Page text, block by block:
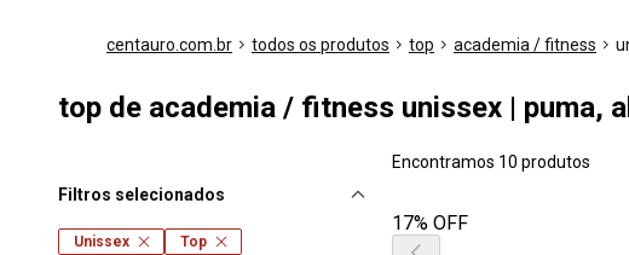
centauro.com.br todos os produtos top academia / fitness
top de academia / fitness unissex | puma,
Filtros selecionados
Unissex
Top
Encontramos 10 produtos
17% OFF